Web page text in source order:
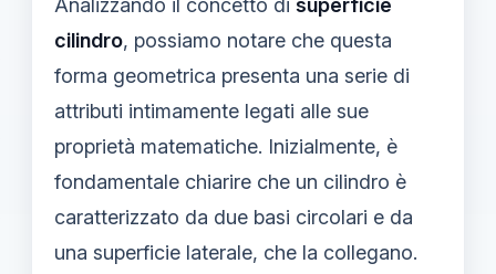
cilindro, possiamo notare che questa
forma geometrica presenta una serie di
attributi intimamente legati alle sue
proprietà matematiche. Inizialmente, è
fondamentale chiarire che un cilindro è
caratterizzato da due basi circolari e da
una superficie laterale, che la collegano.